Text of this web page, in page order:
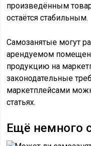
произведённым
остаётся стабильным.
Самозанятые могут
арендуемом
продукцию на
законодательные
маркетплейсами
статьях.
Ещё немного